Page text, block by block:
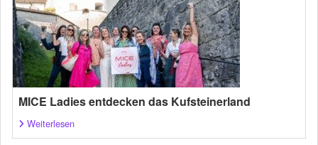
MICE Ladies entdecken das Kufsteinerland
Weiterlesen